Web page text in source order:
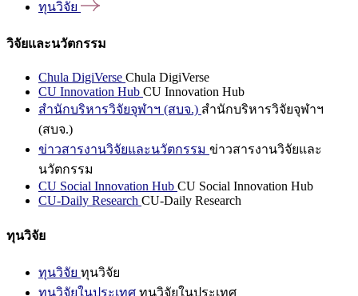
ทุนวิจัย
วิจัยและนวัตกรรม
Chula DigiVerse Chula DigiVerse
CU Innovation Hub CU Innovation Hub
สำนักบริหารวิจัยจุฬาฯ (สบจ.) สำนักบริหารวิจัยจุฬาฯ
(สบจ.)
ข่าวสารงานวิจัยและนวัตกรรม ข่าวสารงานวิจัยและ
นวัตกรรม
CU Social Innovation Hub CU Social Innovation Hub
CU-Daily Research CU-Daily Research
ทุนวิจัย
ทุนวิจัย ทุนวิจัย
ทุนวิจัยในประเทศ ทุนวิจัยในประเทศ